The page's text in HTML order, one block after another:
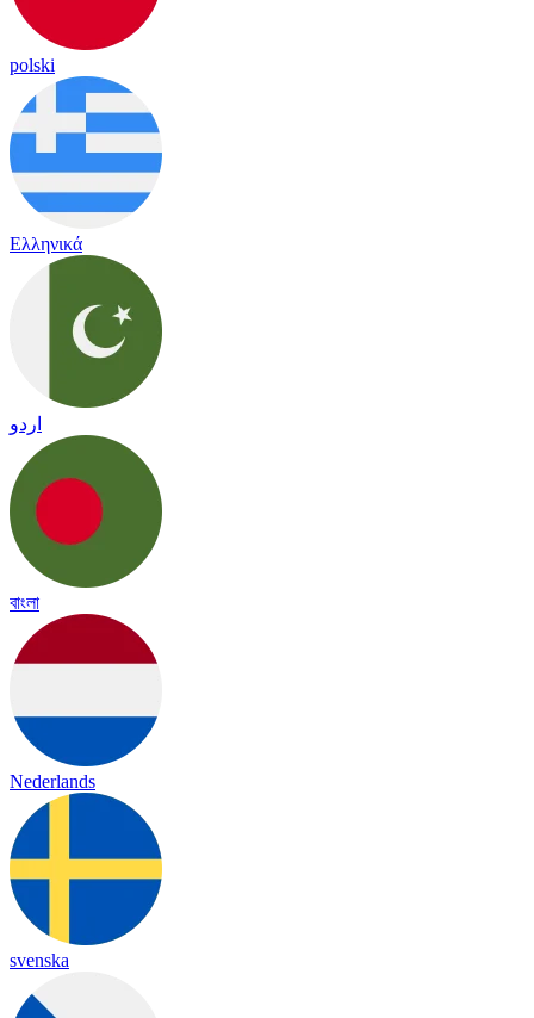
polski
Ελληνικά
اردو
বাংলা
Nederlands
svenska